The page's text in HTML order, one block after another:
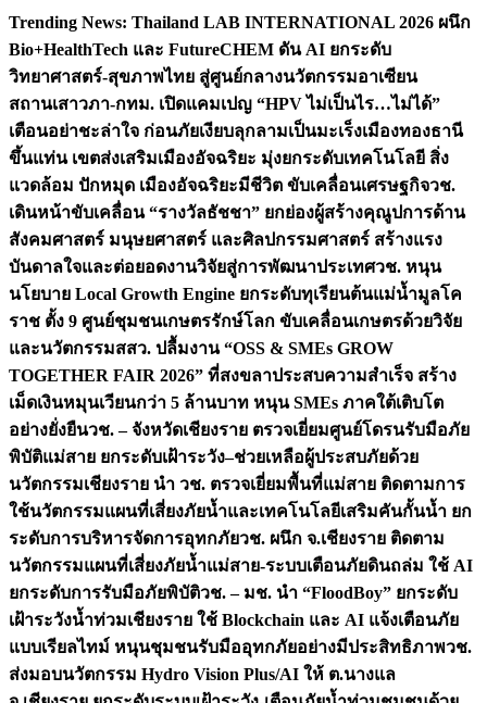
Skip
content
Trending News: Thailand LAB INTERNATIONAL 2026 ผนึก
Bio+HealthTech และ FutureCHEM ดัน AI ยกระดับ
วิทยาศาสตร์-สุขภาพไทย สู่ศูนย์กลางนวัตกรรมอาเซียน
สถานเสาวภา-กทม. เปิดแคมเปญ “HPV ไม่เป็นไร…ไม่ได้”
เตือนอย่าชะล่าใจ ก่อนภัยเงียบลุกลามเป็นมะเร็งเมืองทองธานี
ขึ้นแท่น เขตส่งเสริมเมืองอัจฉริยะ มุ่งยกระดับเทคโนโลยี สิ่ง
แวดล้อม ปักหมุด เมืองอัจฉริยะมีชีวิต ขับเคลื่อนเศรษฐกิจวช.
เดินหน้าขับเคลื่อน “รางวัลธัชชา” ยกย่องผู้สร้างคุณูปการด้าน
สังคมศาสตร์ มนุษยศาสตร์ และศิลปกรรมศาสตร์ สร้างแรง
บันดาลใจและต่อยอดงานวิจัยสู่การพัฒนาประเทศวช. หนุน
นโยบาย Local Growth Engine ยกระดับทุเรียนต้นแม่น้ำมูลโค
ราช ตั้ง 9 ศูนย์ชุมชนเกษตรรักษ์โลก ขับเคลื่อนเกษตรด้วยวิจัย
และนวัตกรรมสสว. ปลื้มงาน “OSS & SMEs GROW
TOGETHER FAIR 2026” ที่สงขลาประสบความสำเร็จ สร้าง
เม็ดเงินหมุนเวียนกว่า 5 ล้านบาท หนุน SMEs ภาคใต้เติบโต
อย่างยั่งยืนวช. – จังหวัดเชียงราย ตรวจเยี่ยมศูนย์โดรนรับมือภัย
พิบัติแม่สาย ยกระดับเฝ้าระวัง–ช่วยเหลือผู้ประสบภัยด้วย
นวัตกรรมเชียงราย นำ วช. ตรวจเยี่ยมพื้นที่แม่สาย ติดตามการ
ใช้นวัตกรรมแผนที่เสี่ยงภัยน้ำและเทคโนโลยีเสริมคันกั้นน้ำ ยก
ระดับการบริหารจัดการอุทกภัยวช. ผนึก จ.เชียงราย ติดตาม
นวัตกรรมแผนที่เสี่ยงภัยน้ำแม่สาย-ระบบเตือนภัยดินถล่ม ใช้ AI
ยกระดับการรับมือภัยพิบัติวช. – มช. นำ “FloodBoy” ยกระดับ
เฝ้าระวังน้ำท่วมเชียงราย ใช้ Blockchain และ AI แจ้งเตือนภัย
แบบเรียลไทม์ หนุนชุมชนรับมืออุทกภัยอย่างมีประสิทธิภาพวช.
ส่งมอบนวัตกรรม Hydro Vision Plus/AI ให้ ต.นางแล